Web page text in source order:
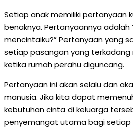
Setiap anak memiliki pertanyaan
benaknya. Pertanyaannya adalah
mencintaiku?” Pertanyaan yang
setiap pasangan yang
ketika rumah perahu diguncang.
Pertanyaan ini akan selalu dan
manusia. Jika kita dapat
kebutuhan cinta di keluarga
penyemangat utama bagi setiap